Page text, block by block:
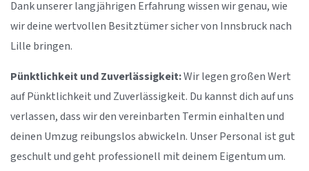
Dank unserer langjährigen Erfahrung wissen wir genau, wie
wir deine wertvollen Besitztümer sicher von Innsbruck nach
Lille bringen.
Pünktlichkeit und Zuverlässigkeit:Wir legen großen Wert
auf Pünktlichkeit und Zuverlässigkeit. Du kannst dich auf uns
verlassen, dass wir den vereinbarten Termin einhalten und
deinen Umzug reibungslos abwickeln. Unser Personal ist gut
geschult und geht professionell mit deinem Eigentum um.